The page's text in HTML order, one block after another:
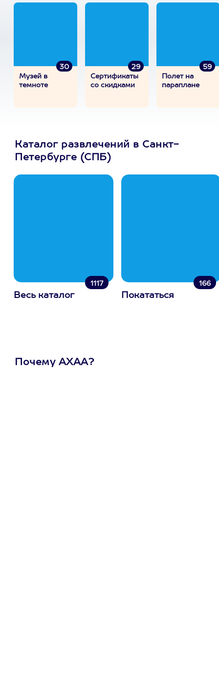
30
Музей в
темноте
29
Сертификаты
со скидками
59
Полет на
параплане
Каталог развлечений в Санкт-
Петербурге (СПБ)
1117
Весь каталог
166
Покататься
Почему АХАА?